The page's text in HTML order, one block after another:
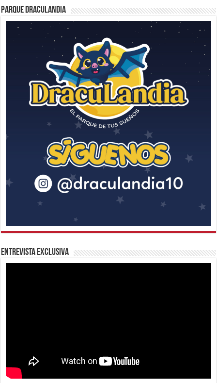
Parque Draculandia
Entrevista Exclusiva